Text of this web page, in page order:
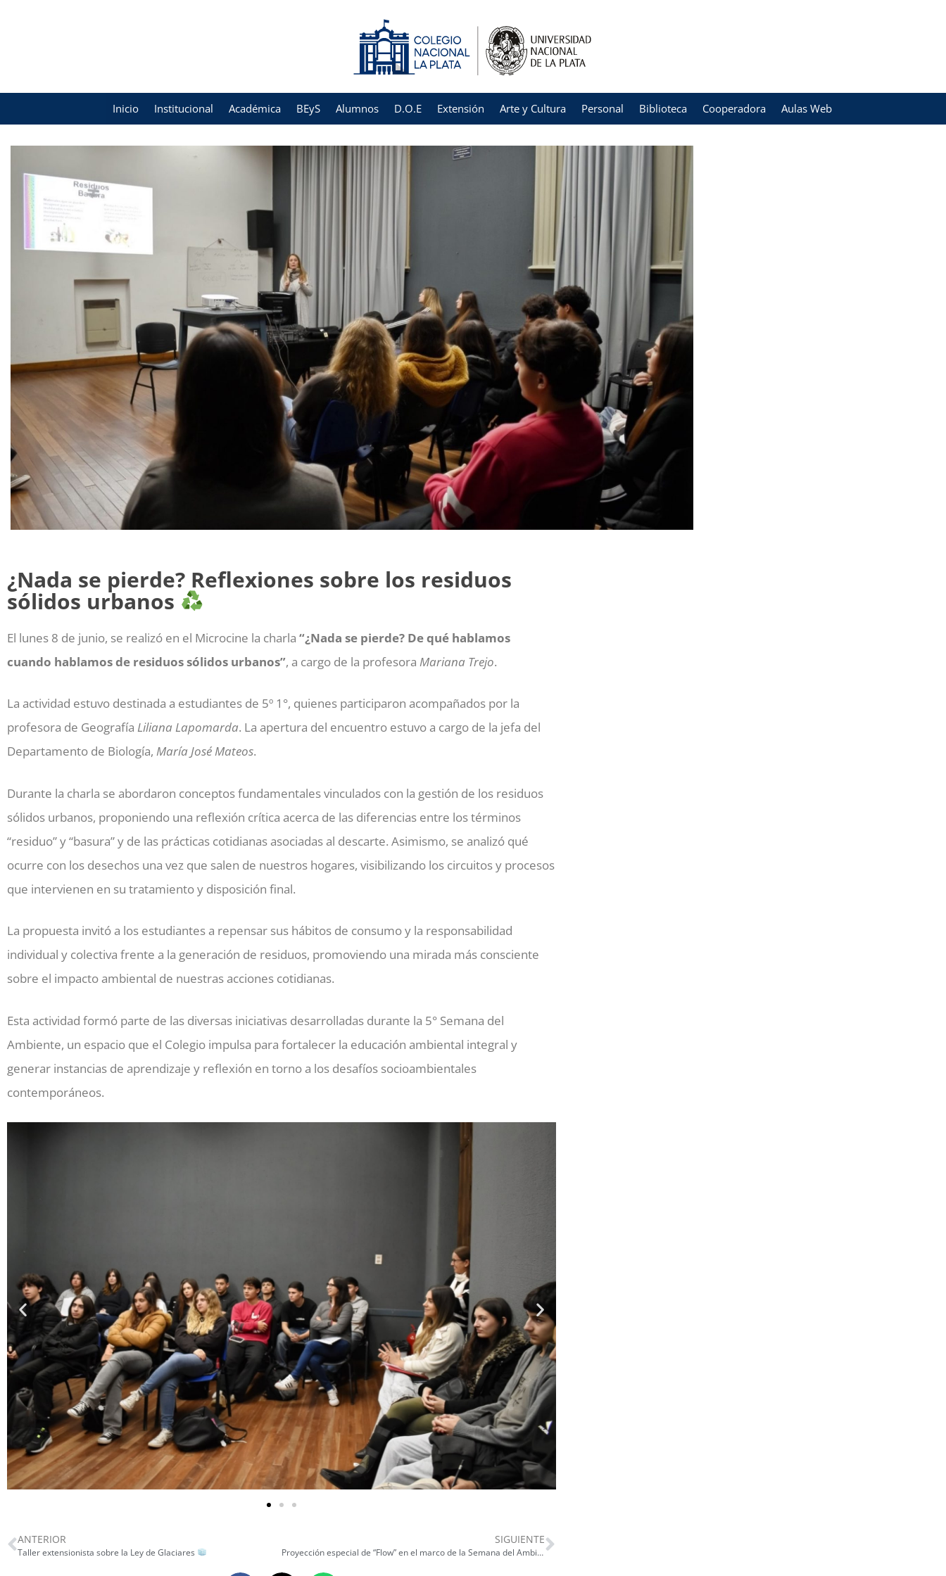
Inicio Institucional Académica BEyS Alumnos D.O.E Extensión Arte y Cultura Personal Biblioteca Cooperadora Aulas Web
¿Nada se pierde? Reflexiones sobre los residuos
sólidos urbanos
El lunes 8 de junio, se realizó en el Microcine la charla “¿Nada se pierde? De qué hablamos
cuando hablamos de residuos sólidos urbanos”, a cargo de la profesora Mariana Trejo.
La actividad estuvo destinada a estudiantes de 5º 1°, quienes participaron acompañados por la
profesora de Geografía Liliana Lapomarda. La apertura del encuentro estuvo a cargo de la jefa del
Departamento de Biología, María José Mateos.
Durante la charla se abordaron conceptos fundamentales vinculados con la gestión de los residuos
sólidos urbanos, proponiendo una reflexión crítica acerca de las diferencias entre los términos
“residuo” y “basura” y de las prácticas cotidianas asociadas al descarte. Asimismo, se analizó qué
ocurre con los desechos una vez que salen de nuestros hogares, visibilizando los circuitos y procesos
que intervienen en su tratamiento y disposición final.
La propuesta invitó a los estudiantes a repensar sus hábitos de consumo y la responsabilidad
individual y colectiva frente a la generación de residuos, promoviendo una mirada más consciente
sobre el impacto ambiental de nuestras acciones cotidianas.
Esta actividad formó parte de las diversas iniciativas desarrolladas durante la 5° Semana del
Ambiente, un espacio que el Colegio impulsa para fortalecer la educación ambiental integral y
generar instancias de aprendizaje y reflexión en torno a los desafíos socioambientales
contemporáneos.
ANTERIOR
Taller extensionista sobre la Ley de Glaciares
SIGUIENTE
Proyección especial de “Flow” en el marco de la Semana del Ambiente